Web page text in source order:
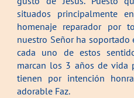
situados principalmente
homenaje reparador por
nuestro Señor ha soportado
cada uno de estos
marcan los 3 años de vida
tienen por intención
adorable Faz.